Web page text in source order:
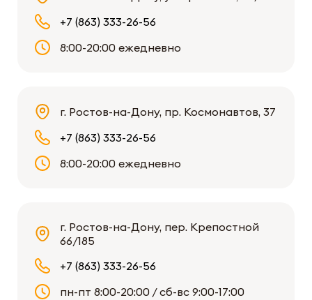
+7 (863) 333-26-56
8:00-20:00 ежедневно
г. Ростов-на-Дону, пр. Космонавтов, 37
+7 (863) 333-26-56
8:00-20:00 ежедневно
г. Ростов-на-Дону, пер. Крепостной
66/185
+7 (863) 333-26-56
пн-пт 8:00-20:00 / сб-вс 9:00-17:00